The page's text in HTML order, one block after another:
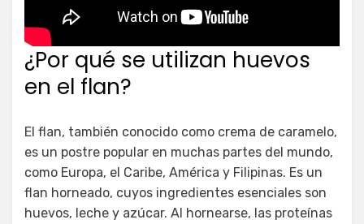
¿Por qué se utilizan huevos
en el flan?
El flan, también conocido como crema de caramelo,
es un postre popular en muchas partes del mundo,
como Europa, el Caribe, América y Filipinas. Es un
flan horneado, cuyos ingredientes esenciales son
huevos, leche y azúcar. Al hornearse, las proteínas